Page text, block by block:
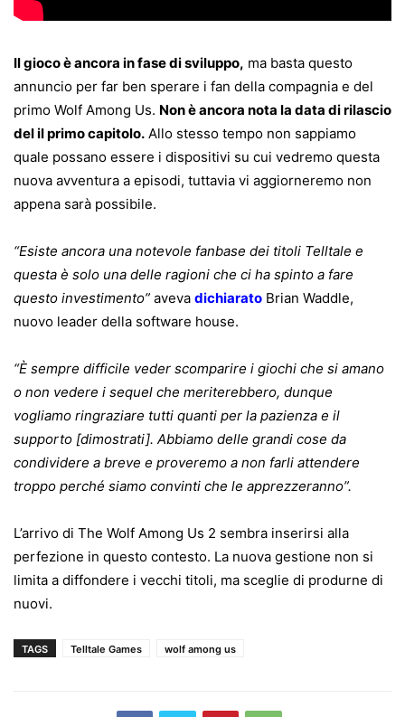
Il gioco è ancora in fase di sviluppo, ma basta questo
annuncio per far ben sperare i fan della compagnia e del
primo Wolf Among Us. Non è ancora nota la data di rilascio
del il primo capitolo. Allo stesso tempo non sappiamo
quale possano essere i dispositivi su cui vedremo questa
nuova avventura a episodi, tuttavia vi aggiorneremo non
appena sarà possibile.
“Esiste ancora una notevole fanbase dei titoli Telltale e
questa è solo una delle ragioni che ci ha spinto a fare
questo investimento” aveva dichiarato Brian Waddle,
nuovo leader della software house.
“È sempre difficile veder scomparire i giochi che si amano
o non vedere i sequel che meriterebbero, dunque
vogliamo ringraziare tutti quanti per la pazienza e il
supporto [dimostrati]. Abbiamo delle grandi cose da
condividere a breve e proveremo a non farli attendere
troppo perché siamo convinti che le apprezzeranno”.
L’arrivo di The Wolf Among Us 2 sembra inserirsi alla
perfezione in questo contesto. La nuova gestione non si
limita a diffondere i vecchi titoli, ma sceglie di produrne di
nuovi.
TAGS Telltale Games wolf among us